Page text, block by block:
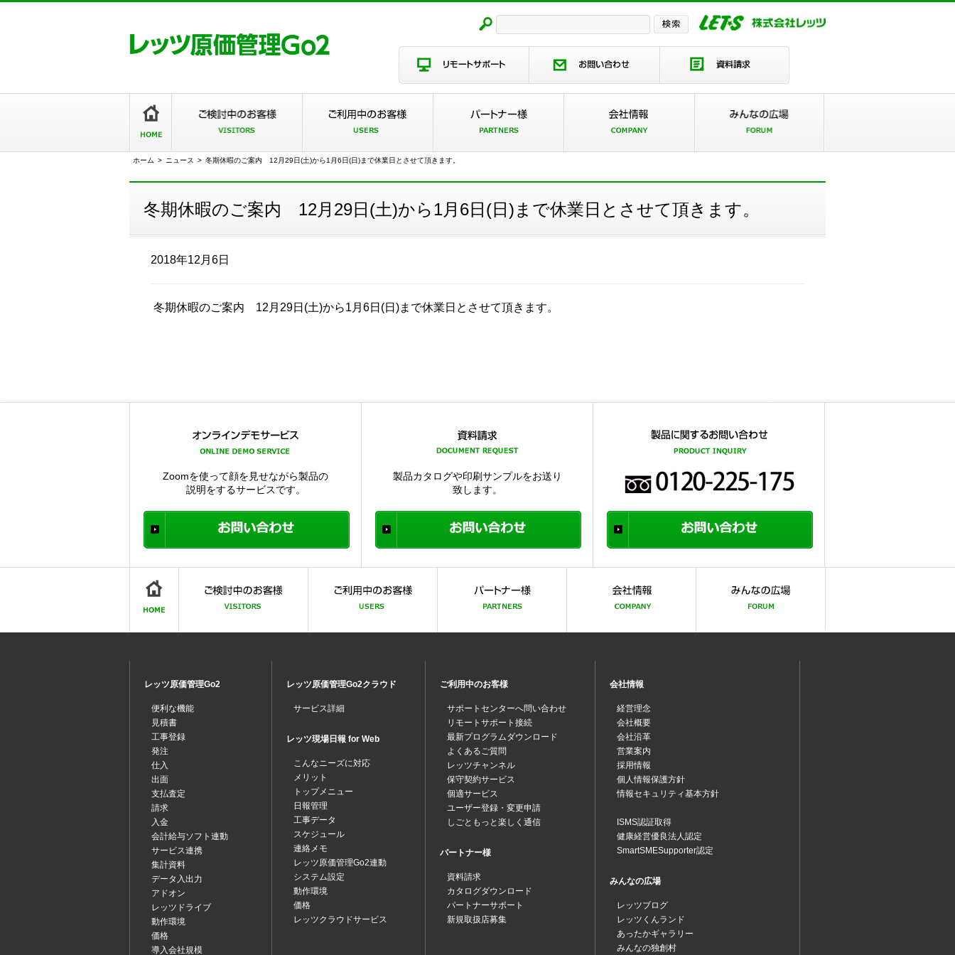
ホーム > ニュース > 冬期休暇のご案内 12月29日(土)から1月6日(日)まで休業日とさせて頂きます。
冬期休暇のご案内 12月29日(土)から1月6日(日)まで休業日とさせて頂きます。
2018年12月6日
冬期休暇のご案内 12月29日(土)から1月6日(日)まで休業日とさせて頂きます。
Zoomを使って顔を見せながら製品の
説明をするサービスです。
製品カタログや印刷サンプルをお送り
致します。
レッツ原価管理Go2
便利な機能
見積書
工事登録
発注
仕入
出面
支払査定
請求
入金
会計給与ソフト連動
サービス連携
集計資料
データ入出力
アドオン
レッツドライブ
動作環境
価格
導入会社規模
レッツ原価管理Go2クラウド
サービス詳細
レッツ現場日報 for Web
こんなニーズに対応
メリット
トップメニュー
日報管理
工事データ
スケジュール
連絡メモ
レッツ原価管理Go2連動
システム設定
動作環境
価格
レッツクラウドサービス
ご利用中のお客様
サポートセンターへ問い合わせ
リモートサポート接続
最新プログラムダウンロード
よくあるご質問
レッツチャンネル
保守契約サービス
個適サービス
ユーザー登録・変更申請
しごともっと楽しく通信
パートナー様
資料請求
カタログダウンロード
パートナーサポート
新規取扱店募集
会社情報
経営理念
会社概要
会社沿革
営業案内
採用情報
個人情報保護方針
情報セキュリティ基本方針
ISMS認証取得
健康経営優良法人認定
SmartSMESupporter認定
みんなの広場
レッツブログ
レッツくんランド
あったかギャラリー
みんなの独創村